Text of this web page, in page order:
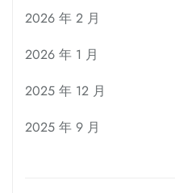
2026 年 2 月
2026 年 1 月
2025 年 12 月
2025 年 9 月